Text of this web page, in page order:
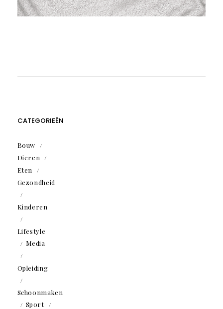
CATEGORIEËN
Bouw
Dieren
Eten
Gezondheid
Kinderen
Lifestyle
Media
Opleiding
Schoonmaken
Sport